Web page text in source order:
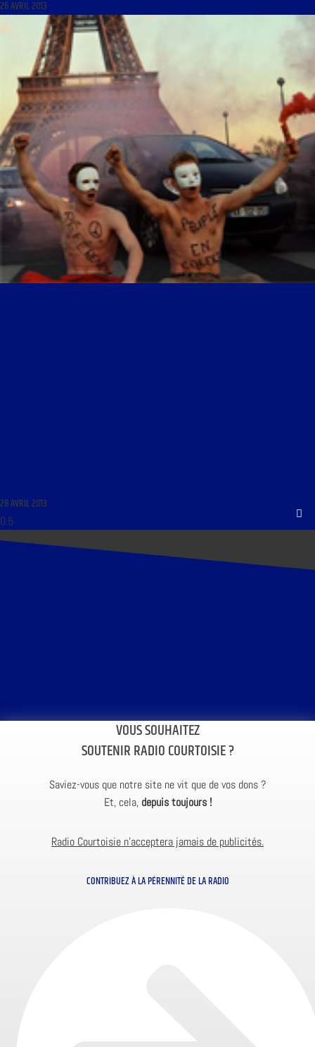
26 AVRIL 2013
28 AVRIL 2013
VOUS SOUHAITEZ
SOUTENIR RADIO COURTOISIE ?
Saviez-vous que notre site ne vit que de vos dons ?
Et, cela, depuis toujours !
Radio Courtoisie n’acceptera jamais de publicités.
CONTRIBUEZ À LA PÉRENNITÉ DE LA RADIO